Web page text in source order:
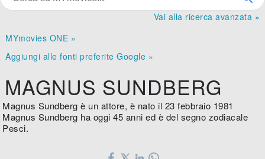
Vai alla ricerca avanzata »
MYmovies ONE »
Aggiungi alle fonti preferite Google »
MAGNUS SUNDBERG
Magnus Sundberg è un attore, è nato il 23 febbraio 1981
Magnus Sundberg ha oggi 45 anni ed è del segno zodiacale
Pesci.